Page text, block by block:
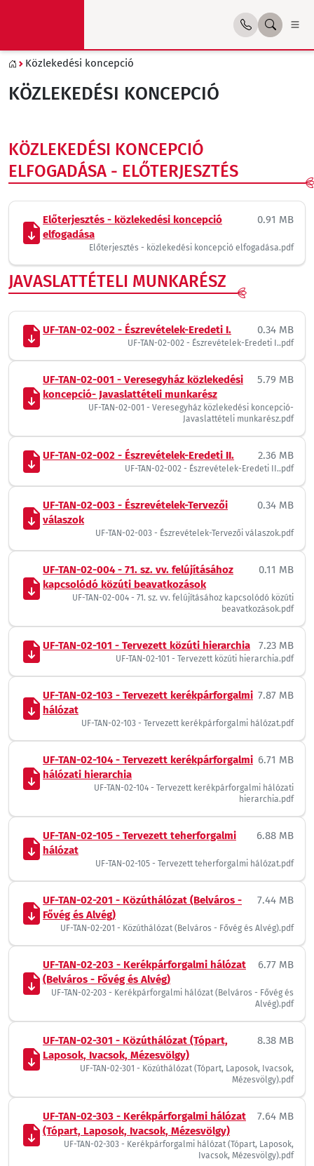
Közlekedési koncepció
KÖZLEKEDÉSI KONCEPCIÓ
KÖZLEKEDÉSI KONCEPCIÓ
ELFOGADÁSA - ELŐTERJESZTÉS
Előterjesztés - közlekedési koncepció
elfogadása
0.91 MB
Előterjesztés - közlekedési koncepció elfogadása.pdf
JAVASLATTÉTELI MUNKARÉSZ
UF-TAN-02-002 - Észrevételek-Eredeti I. 0.34 MB
UF-TAN-02-002 - Észrevételek-Eredeti I..pdf
UF-TAN-02-001 - Veresegyház közlekedési
koncepció- Javaslattételi munkarész
5.79 MB
UF-TAN-02-001 - Veresegyház közlekedési koncepció-
Javaslattételi munkarész.pdf
UF-TAN-02-002 - Észrevételek-Eredeti II. 2.36 MB
UF-TAN-02-002 - Észrevételek-Eredeti II..pdf
UF-TAN-02-003 - Észrevételek-Tervezői
válaszok
0.34 MB
UF-TAN-02-003 - Észrevételek-Tervezői válaszok.pdf
UF-TAN-02-004 - 71. sz. vv. felújításához
kapcsolódó közúti beavatkozások
0.11 MB
UF-TAN-02-004 - 71. sz. vv. felújításához kapcsolódó közúti
beavatkozások.pdf
UF-TAN-02-101 - Tervezett közúti hierarchia 7.23 MB
UF-TAN-02-101 - Tervezett közúti hierarchia.pdf
UF-TAN-02-103 - Tervezett kerékpárforgalmi
hálózat
7.87 MB
UF-TAN-02-103 - Tervezett kerékpárforgalmi hálózat.pdf
UF-TAN-02-104 - Tervezett kerékpárforgalmi
hálózati hierarchia
6.71 MB
UF-TAN-02-104 - Tervezett kerékpárforgalmi hálózati
hierarchia.pdf
UF-TAN-02-105 - Tervezett teherforgalmi
hálózat
6.88 MB
UF-TAN-02-105 - Tervezett teherforgalmi hálózat.pdf
UF-TAN-02-201 - Közúthálózat (Belváros -
Fővég és Alvég)
7.44 MB
UF-TAN-02-201 - Közúthálózat (Belváros - Fővég és Alvég).pdf
UF-TAN-02-203 - Kerékpárforgalmi hálózat
(Belváros - Fővég és Alvég)
6.77 MB
UF-TAN-02-203 - Kerékpárforgalmi hálózat (Belváros - Fővég és
Alvég).pdf
UF-TAN-02-301 - Közúthálózat (Tópart,
Laposok, Ivacsok, Mézesvölgy)
8.38 MB
UF-TAN-02-301 - Közúthálózat (Tópart, Laposok, Ivacsok,
Mézesvölgy).pdf
UF-TAN-02-303 - Kerékpárforgalmi hálózat
(Tópart, Laposok, Ivacsok, Mézesvölgy)
7.64 MB
UF-TAN-02-303 - Kerékpárforgalmi hálózat (Tópart, Laposok,
Ivacsok, Mézesvölgy).pdf